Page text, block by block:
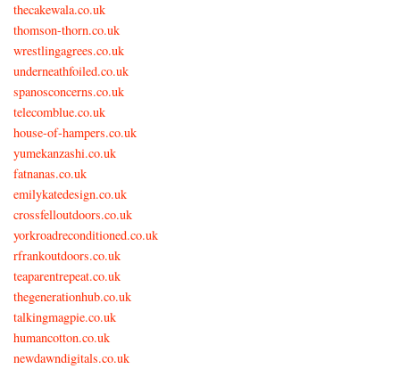
thecakewala.co.uk
thomson-thorn.co.uk
wrestlingagrees.co.uk
underneathfoiled.co.uk
spanosconcerns.co.uk
telecomblue.co.uk
house-of-hampers.co.uk
yumekanzashi.co.uk
fatnanas.co.uk
emilykatedesign.co.uk
crossfelloutdoors.co.uk
yorkroadreconditioned.co.uk
rfrankoutdoors.co.uk
teaparentrepeat.co.uk
thegenerationhub.co.uk
talkingmagpie.co.uk
humancotton.co.uk
newdawndigitals.co.uk